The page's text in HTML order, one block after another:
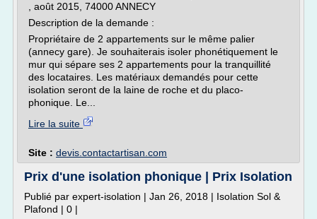
, août 2015, 74000 ANNECY
Description de la demande :
Propriétaire de 2 appartements sur le même palier
(annecy gare). Je souhaiterais isoler phonétiquement le
mur qui sépare ses 2 appartements pour la tranquillité
des locataires. Les matériaux demandés pour cette
isolation seront de la laine de roche et du placo-
phonique. Le...
Lire la suite
Site : devis.contactartisan.com
Prix d'une isolation phonique | Prix Isolation
Publié par expert-isolation | Jan 26, 2018 | Isolation Sol &
Plafond | 0 |